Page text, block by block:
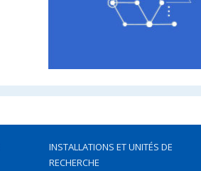
INSTALLATIONS ET UNITÉS DE
RECHERCHE